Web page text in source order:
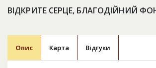
ВІДКРИТЕ СЕРЦЕ, БЛАГОДІЙНИЙ
Опис Карта Відгуки